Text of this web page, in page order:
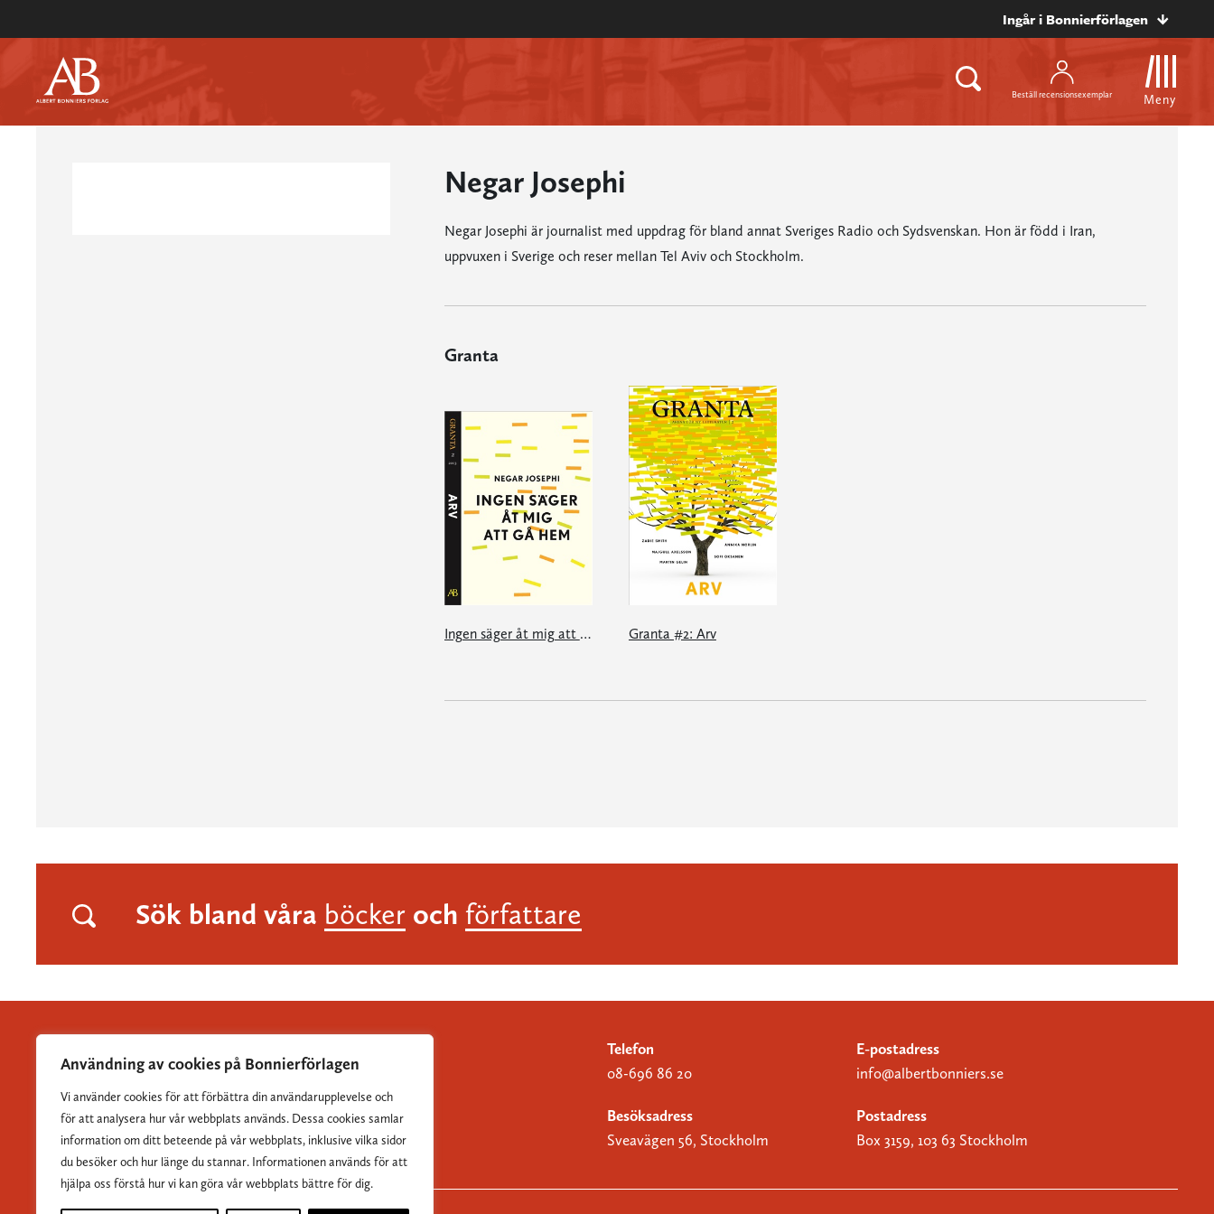
Användning av cookies på Bonnierförlagen
Vi använder cookies för att förbättra din användarupplevelse och
för att analysera hur vår webbplats används. Dessa cookies samlar
information om ditt beteende på vår webbplats, inklusive vilka sidor
du besöker och hur länge du stannar. Informationen används för att
hjälpa oss förstå hur vi kan göra vår webbplats bättre för dig.
Ingår i Bonnierförlagen
Beställ recensionsexemplar Meny
Negar Josephi
Negar Josephi är journalist med uppdrag för bland annat Sveriges Radio och Sydsvenskan. Hon är född i Iran,
uppvuxen i Sverige och reser mellan Tel Aviv och Stockholm.
Granta
Ingen säger åt mig att gå hem: en e-singel ur Granta #2 Granta #2: Arv
Sök bland våra böcker och författare
Albert Bonniers Förlag grundades 1837 och är Sveriges
största skönlitterära förlag.
Telefon
08-696 86 20
E-postadress
info@albertbonniers.se
Besöksadress
Sveavägen 56, Stockholm
Postadress
Box 3159, 103 63 Stockholm